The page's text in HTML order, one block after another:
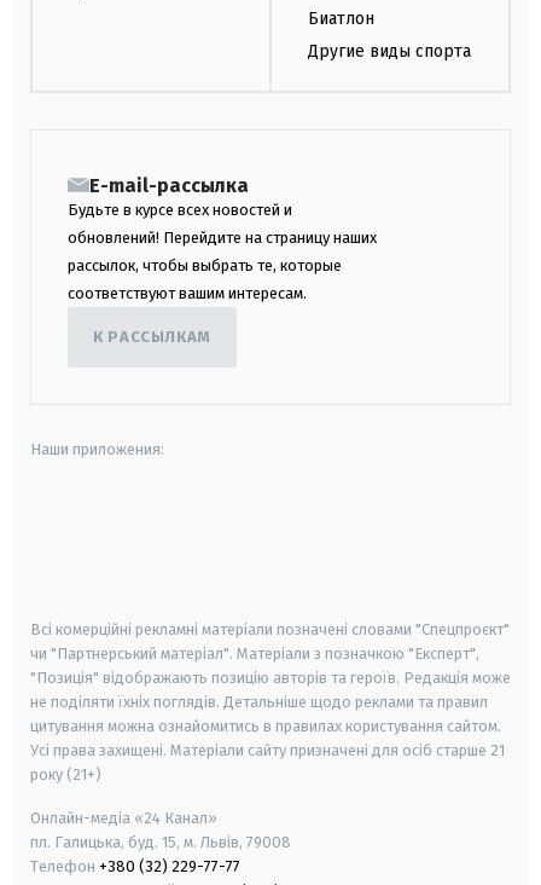
Биатлон
Другие виды спорта
E-mail-рассылка
Будьте в курсе всех новостей и
обновлений! Перейдите на страницу наших
рассылок, чтобы выбрать те, которые
соответствуют вашим интересам.
К РАССЫЛКАМ
Наши приложения:
Всі комерційні рекламні матеріали позначені словами "Спецпроєкт"
чи "Партнерський матеріал". Матеріали з позначкою "Експерт",
"Позиція" відображають позицію авторів та героїв. Редакція може
не поділяти їхніх поглядів. Детальніше щодо реклами та правил
цитування можна ознайомитись в правилах користування сайтом.
Усі права захищені. Матеріали сайту призначені для осіб старше 21
року (21+)
Онлайн-медіа «24 Канал»
пл. Галицька, буд. 15, м. Львів, 79008
Телефон +380 (32) 229-77-77